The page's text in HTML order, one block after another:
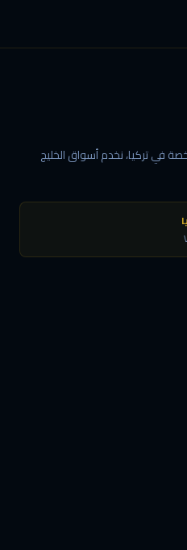
في تركيا، نخدم أسواق الخليج